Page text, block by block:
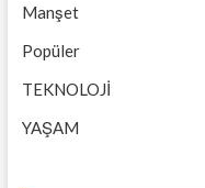
Manşet
Popüler
TEKNOLOJİ
YAŞAM